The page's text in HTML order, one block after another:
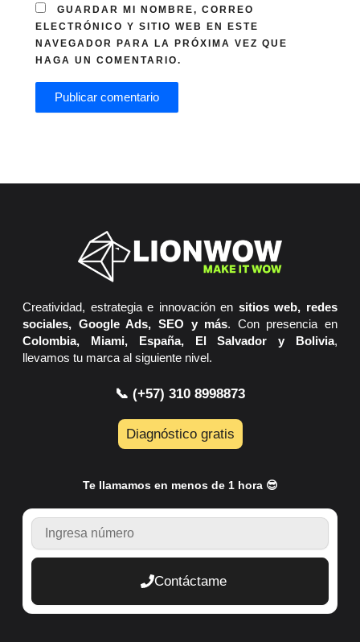
GUARDAR MI NOMBRE, CORREO
ELECTRÓNICO Y SITIO WEB EN ESTE
NAVEGADOR PARA LA PRÓXIMA VEZ QUE
HAGA UN COMENTARIO.
Creatividad, estrategia e innovación en sitios web, redes
sociales, Google Ads, SEO y más. Con presencia en
Colombia, Miami, España, El Salvador y Bolivia,
llevamos tu marca al siguiente nivel.
📞 (+57) 310 8998873
Diagnóstico gratis
Te llamamos en menos de 1 hora 😎
TELEFONO
Contáctame